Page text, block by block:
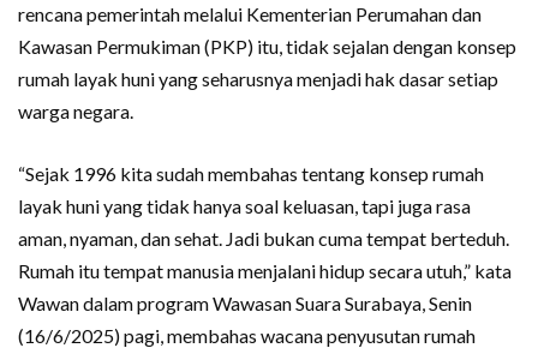
rencana pemerintah melalui Kementerian Perumahan dan
Kawasan Permukiman (PKP) itu, tidak sejalan dengan konsep
rumah layak huni yang seharusnya menjadi hak dasar setiap
warga negara.
“Sejak 1996 kita sudah membahas tentang konsep rumah
layak huni yang tidak hanya soal keluasan, tapi juga rasa
aman, nyaman, dan sehat. Jadi bukan cuma tempat berteduh.
Rumah itu tempat manusia menjalani hidup secara utuh,” kata
Wawan dalam program Wawasan Suara Surabaya, Senin
(16/6/2025) pagi, membahas wacana penyusutan rumah